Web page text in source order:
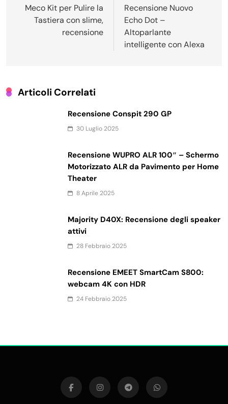
articoli
Meco Kit per Pulire la
Tastiera con slime,
recensione
Recensione Nuovo
Echo Dot –
Altoparlante
intelligente con Alexa
Articoli Correlati
Recensione Conspit 290 GP
30 Luglio 2025
Recensione WUPRO ALR 100″ – Schermo
Motorizzato ALR da Pavimento per Home
Theater
8 Aprile 2025
Majority D40X: Recensione degli speaker
attivi
28 Febbraio 2025
Recensione EMEET SmartCam S800:
webcam 4K con HDR
24 Febbraio 2025